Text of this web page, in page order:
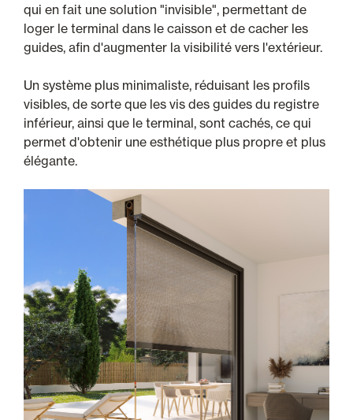
qui en fait une solution "invisible", permettant de
loger le terminal dans le caisson et de cacher les
guides, afin d'augmenter la visibilité vers l'extérieur.
Un système plus minimaliste, réduisant les profils
visibles, de sorte que les vis des guides du registre
inférieur, ainsi que le terminal, sont cachés, ce qui
permet d'obtenir une esthétique plus propre et plus
élégante.